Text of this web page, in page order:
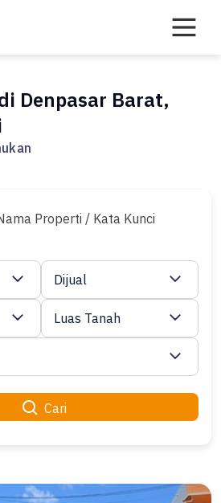
Denpasar Barat,
Properti / Kata Kunci
Cari
Dijual
Luas Tanah